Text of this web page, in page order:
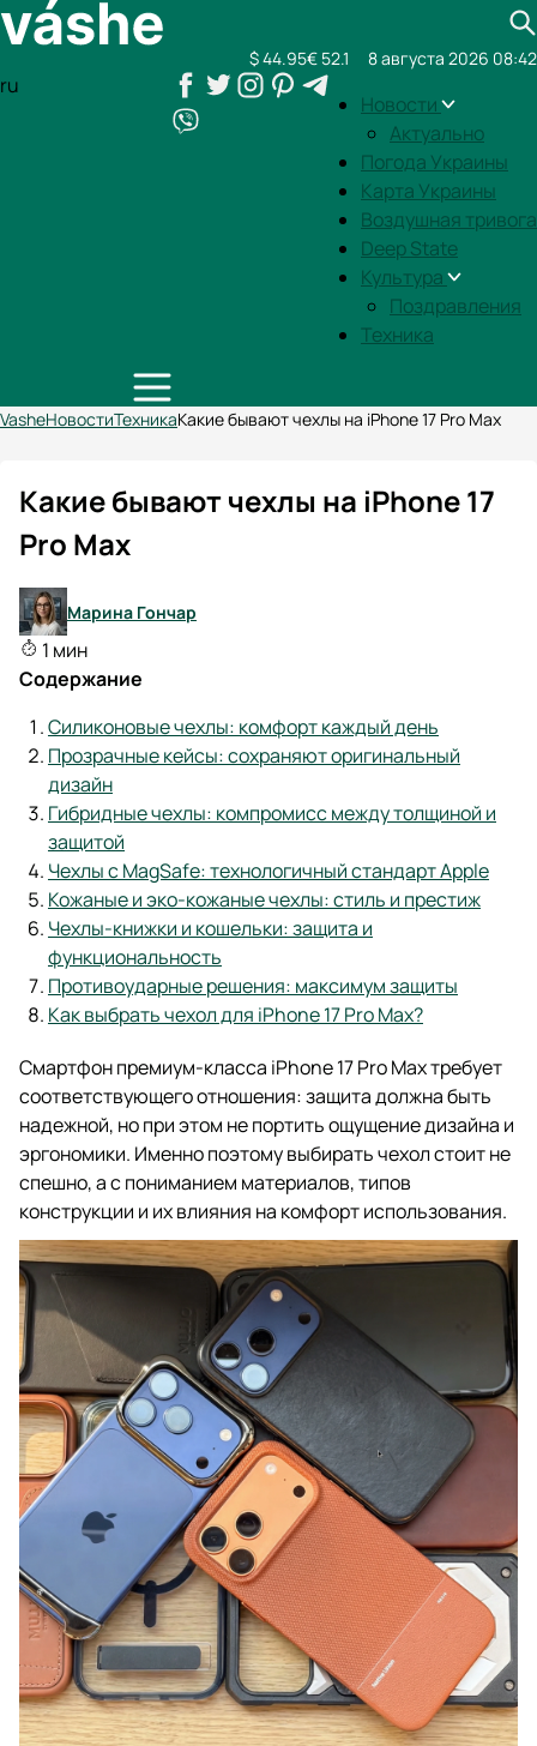
ru
Новости
Актуально
Погода Украины
Карта Украины
Воздушная тривога
Deep State
Культура
Поздравления
Техника
$ 44.95€ 52.1 8 августа 2026 08:42
VasheНовостиТехникаКакие бывают чехлы на iPhone 17 Pro Max
Какие бывают чехлы на iPhone 17
Pro Max
Марина Гончар
1 мин
Содержание
Силиконовые чехлы: комфорт каждый день
Прозрачные кейсы: сохраняют оригинальный
дизайн
Гибридные чехлы: компромисс между толщиной и
защитой
Чехлы с MagSafe: технологичный стандарт Apple
Кожаные и эко-кожаные чехлы: стиль и престиж
Чехлы-книжки и кошельки: защита и
функциональность
Противоударные решения: максимум защиты
Как выбрать чехол для iPhone 17 Pro Max?
Смартфон премиум-класса iPhone 17 Pro Max требует
соответствующего отношения: защита должна быть
надежной, но при этом не портить ощущение дизайна и
эргономики. Именно поэтому выбирать чехол стоит не
спешно, а с пониманием материалов, типов
конструкции и их влияния на комфорт использования.